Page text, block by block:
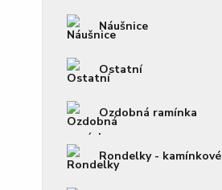
Náušnice
Ostatní
Ozdobná ramínka
Rondelky - kamínkové